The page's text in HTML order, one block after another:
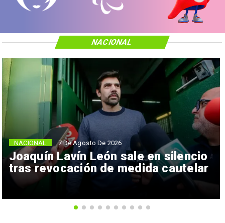
Joaquín Lavín León sale en silencio
tras revocación de medida cautelar
NACIONAL 7 De Agosto De 2026
NACIONAL